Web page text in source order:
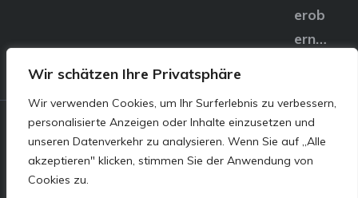
Wir schätzen Ihre Privatsphäre
Wir verwenden Cookies, um Ihr Surferlebnis zu verbessern,
personalisierte Anzeigen oder Inhalte einzusetzen und
unseren Datenverkehr zu analysieren. Wenn Sie auf „Alle
akzeptieren" klicken, stimmen Sie der Anwendung von
Cookies zu.
erob
ern…
© E&S Motors GmbH,
Linzer Straße 83 4240
Freistadt